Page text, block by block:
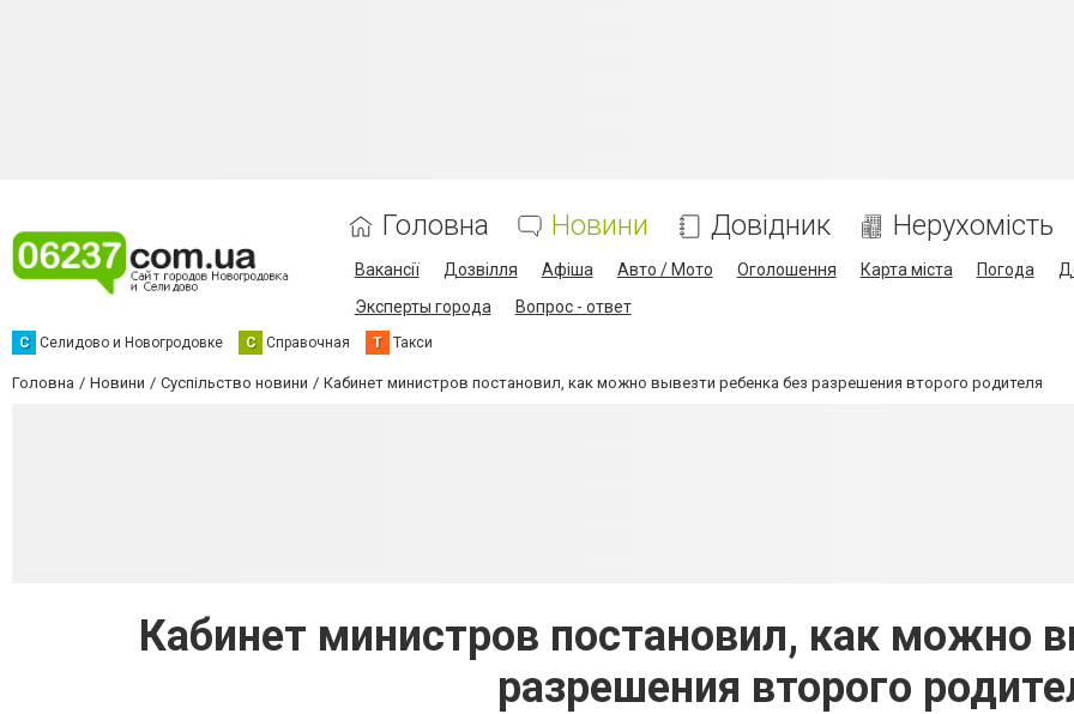
Головна Новини Довідник Нерухомість
Вакансії Дозвілля Афіша Авто / Мото Оголошення Карта міста Погода
Эксперты города
Вопрос - ответ
С Селидово и Новогродовке С Справочная Т Такси
Головна Новини Суспільство новини Кабинет министров постановил, как можно вывезти ребенка без разрешения второго родителя
Кабинет министров постановил, как можно
разрешения второго